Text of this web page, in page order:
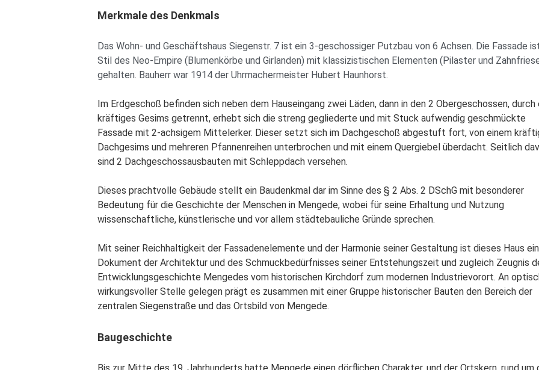
Merkmale des Denkmals
Das Wohn- und Geschäftshaus Siegenstr. 7 ist ein 3-geschossiger Putzbau von 6 Achsen. Die Fassade
Stil des Neo-Empire (Blumenkörbe und Girlanden) mit klassizistischen Elementen (Pilaster und
gehalten. Bauherr war 1914 der Uhrmachermeister Hubert Haunhorst.
Im Erdgeschoß befinden sich neben dem Hauseingang zwei Läden, dann in den 2 Obergeschossen, durch
kräftiges Gesims getrennt, erhebt sich die streng gegliederte und mit Stuck aufwendig geschmückte
Fassade mit 2-achsigem Mittelerker. Dieser setzt sich im Dachgeschoß abgestuft fort, von einem
Dachgesims und mehreren Pfannenreihen unterbrochen und mit einem Quergiebel überdacht. Seitlich
sind 2 Dachgeschossausbauten mit Schleppdach versehen.
Dieses prachtvolle Gebäude stellt ein Baudenkmal dar im Sinne des § 2 Abs. 2 DSchG mit besonderer
Bedeutung für die Geschichte der Menschen in Mengede, wobei für seine Erhaltung und Nutzung
wissenschaftliche, künstlerische und vor allem städtebauliche Gründe sprechen.
Mit seiner Reichhaltigkeit der Fassadenelemente und der Harmonie seiner Gestaltung ist dieses Haus ein
Dokument der Architektur und des Schmuckbedürfnisses seiner Entstehungszeit und zugleich Zeugnis
Entwicklungsgeschichte Mengedes vom historischen Kirchdorf zum modernen Industrievorort. An
wirkungsvoller Stelle gelegen prägt es zusammen mit einer Gruppe historischer Bauten den Bereich der
zentralen Siegenstraße und das Ortsbild von Mengede.
Baugeschichte